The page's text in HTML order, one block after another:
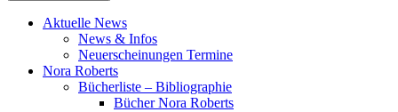
Aktuelle News
News & Infos
Neuerscheinungen Termine
Nora Roberts
Bücherliste – Bibliographie
Bücher Nora Roberts